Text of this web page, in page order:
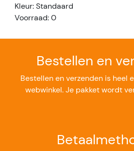
Kleur: Standaard
Voorraad: 0
Bestellen en
Bestellen en verzenden is heel
webwinkel. Je pakket wordt